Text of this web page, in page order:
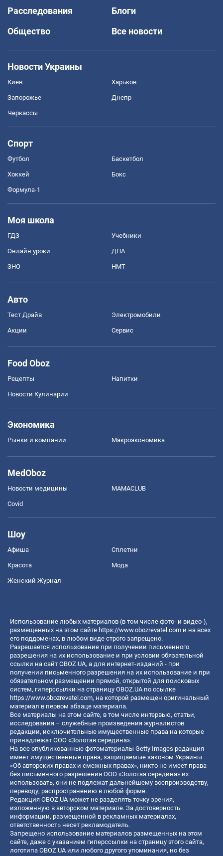
Расследования
Блоги
Общество
Все новости
Новости Украины
Киев Харьков
Запорожье Днепр
Черкассы
Спорт
Футбол Баскетбол
Хоккей Бокс
Формула-1
Моя школа
ГДЗ Учебники
Онлайн уроки ДПА
ЗНО НМТ
Авто
Тест Драйв Электромобили
Акции Сервис
Food Oboz
Рецепты Напитки
Новости Кулинарии
Экономика
Рынки и компании Mакроэкономика
MedOboz
Новости медицины MAMACLUB
Covid
Шоу
Афиша Сплетни
Красота Мода
Женский Журнал
Использование любых материалов (в том числе фото- и видео-),
размещенных на этом сайте https://www.obozrevatel.com и на всех
его поддоменах, в любом виде строго запрещено.
Разрешается использование при получении письменного
разрешения на их использование и при условии обязательной
ссылки на сайт OBOZ.UA, а для интернет-изданий - при
получении письменного разрешения на их использование и при
обязательном размещении прямой, открытой для поисковых
систем, гиперссылки на страницу OBOZ.UA по ссылке
https://www.obozrevatel.com, на которой размещен оригинальный
материал в первом абзаце материала.
Все материалы на этом сайте, в том числе интервью, статьи,
исследования – служебные произведения журналистов
редакции, исключительные имущественные права на которые
принадлежат ООО «Золотая середина».
На все опубликованные фотоматериалы Getty Images редакция
имеет имущественные права, защищаемые законом Украины
«Об авторских правах и смежных правах», никто не имеет права
без письменного разрешения ООО «Золотая середина» их
использовать, они не подлежат дальнейшему воспроизводству,
переводу, распространению в любой форме.
Редакция OBOZ.UA может не разделять точку зрения,
изложенную в авторском материале. За достоверность
информации, размещенной в рекламных материалах,
ответственность несет рекламодатель.
Запрещено использование материалов размещенных на этом
сайте, даже с указанием гиперссылки на страницу этого сайта,
логотипа OBOZ.UA или любого другого упоминания, но без